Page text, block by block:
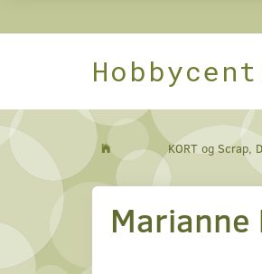
KORT og Scrap,
Marianne